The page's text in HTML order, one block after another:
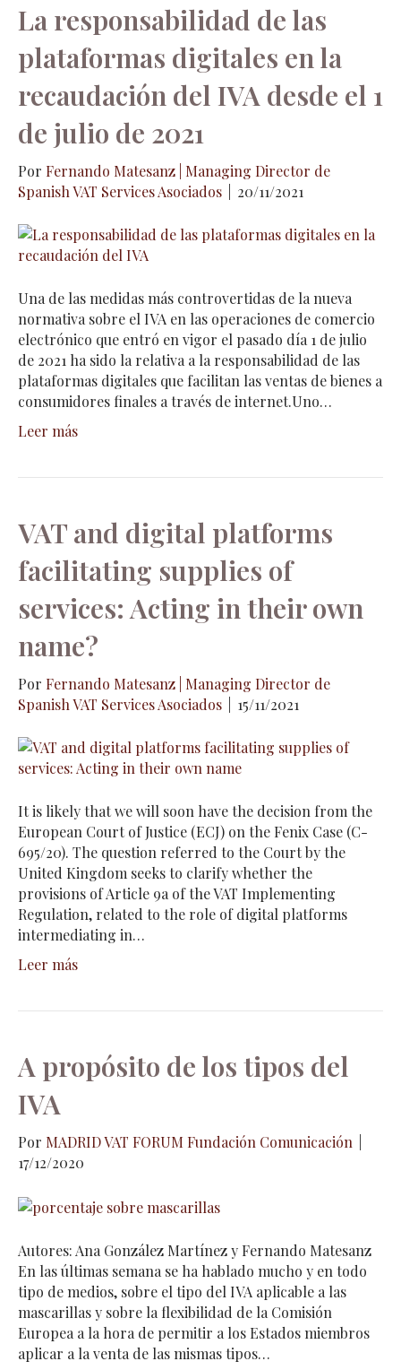
La responsabilidad de las
plataformas digitales en la
recaudación del IVA desde el 1
de julio de 2021
Por Fernando Matesanz | Managing Director de
Spanish VAT Services Asociados
20/11/2021
Una de las medidas más controvertidas de la nueva
normativa sobre el IVA en las operaciones de comercio
electrónico que entró en vigor el pasado día 1 de julio
de 2021 ha sido la relativa a la responsabilidad de las
plataformas digitales que facilitan las ventas de bienes a
consumidores finales a través de internet.Uno…
Leer más
VAT and digital platforms
facilitating supplies of
services: Acting in their own
name?
Por Fernando Matesanz | Managing Director de
Spanish VAT Services Asociados
15/11/2021
It is likely that we will soon have the decision from the
European Court of Justice (ECJ) on the Fenix Case (C-
695/20). The question referred to the Court by the
United Kingdom seeks to clarify whether the
provisions of Article 9a of the VAT Implementing
Regulation, related to the role of digital platforms
intermediating in…
Leer más
A propósito de los tipos del
IVA
Por MADRID VAT FORUM Fundación Comunicación
17/12/2020
Autores: Ana González Martínez y Fernando Matesanz
En las últimas semana se ha hablado mucho y en todo
tipo de medios, sobre el tipo del IVA aplicable a las
mascarillas y sobre la flexibilidad de la Comisión
Europea a la hora de permitir a los Estados miembros
aplicar a la venta de las mismas tipos…